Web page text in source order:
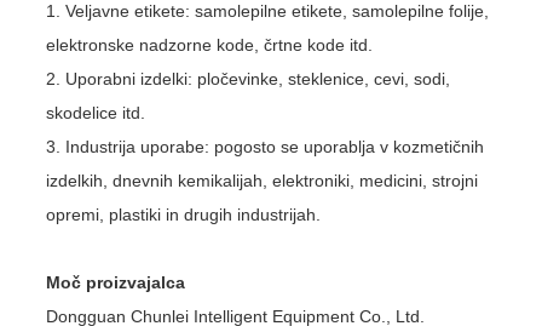
1. Veljavne etikete: samolepilne etikete, samolepilne folije,
elektronske nadzorne kode, črtne kode itd.
2. Uporabni izdelki: pločevinke, steklenice, cevi, sodi,
skodelice itd.
3. Industrija uporabe: pogosto se uporablja v kozmetičnih
izdelkih, dnevnih kemikalijah, elektroniki, medicini, strojni
opremi, plastiki in drugih industrijah.
Moč proizvajalca
Dongguan Chunlei Intelligent Equipment Co., Ltd.